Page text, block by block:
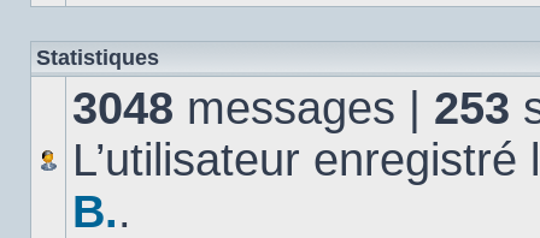
Statistiques
3048 messages | 253
L’utilisateur
B..